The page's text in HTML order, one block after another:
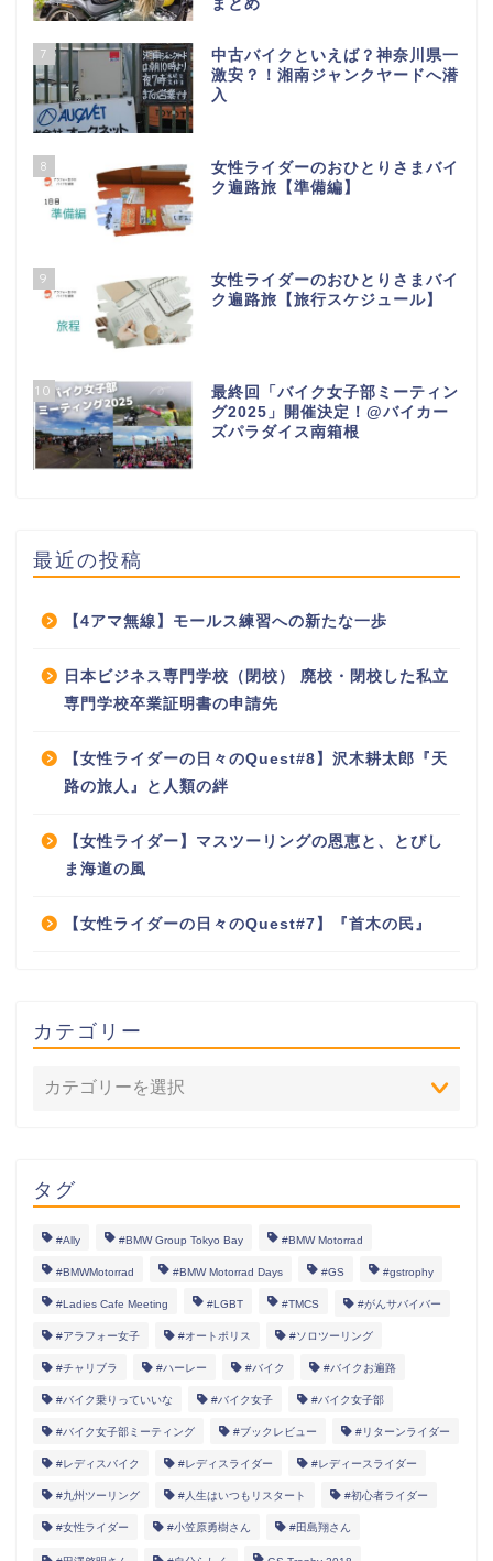
まとめ
7
中古バイクといえば？神奈川県一
激安？！湘南ジャンクヤードへ潜
入
8
女性ライダーのおひとりさまバイ
ク遍路旅【準備編】
9
女性ライダーのおひとりさまバイ
ク遍路旅【旅行スケジュール】
10
最終回「バイク女子部ミーティン
グ2025」開催決定！@バイカー
ズパラダイス南箱根
最近の投稿
【4アマ無線】モールス練習への新たな一歩
日本ビジネス専門学校（閉校） 廃校・閉校した私立
専門学校卒業証明書の申請先
【女性ライダーの日々のQuest#8】沢木耕太郎『天
路の旅人』と人類の絆
【女性ライダー】マスツーリングの恩恵と、とびし
ま海道の風
【女性ライダーの日々のQuest#7】『首木の民』
カテゴリー
タグ
#Ally #BMW Group Tokyo Bay #BMW Motorrad
#BMWMotorrad #BMW Motorrad Days #GS #gstrophy
#Ladies Cafe Meeting #LGBT #TMCS #がんサバイバー
#アラフォー女子 #オートポリス #ソロツーリング
#チャリブラ #ハーレー #バイク #バイクお遍路
#バイク乗りっていいな #バイク女子 #バイク女子部
#バイク女子部ミーティング #ブックレビュー #リターンライダー
#レディスバイク #レディスライダー #レディースライダー
#九州ツーリング #人生はいつもリスタート #初心者ライダー
#女性ライダー #小笠原勇樹さん #田島翔さん